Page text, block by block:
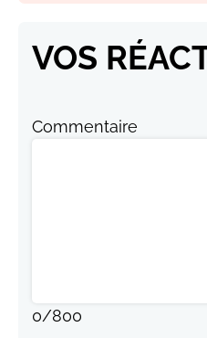
VOS
Commentaire
0/800